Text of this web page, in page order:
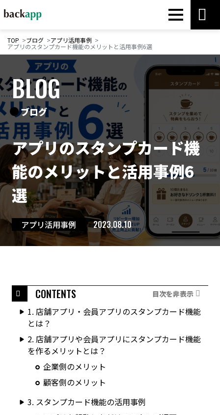
TOP ブログ アプリ活用事例
アプリのスタンプカード機能のメリットと活用事例6選
BLOG
ブログ
アプリのスタンプカード機
能のメリットと活用事例6
選
アプリ活用事例 2023.08.10
CONTENTS 目次を非表示
1. 店舗アプリ・会員アプリのスタンプカード機能
とは？
2. 店舗アプリや会員アプリにスタンプカード機能
を作るメリットとは？
企業側のメリット
顧客側のメリット
3. スタンプカード機能の活用事例